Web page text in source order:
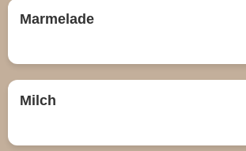
Marmelade
Milch